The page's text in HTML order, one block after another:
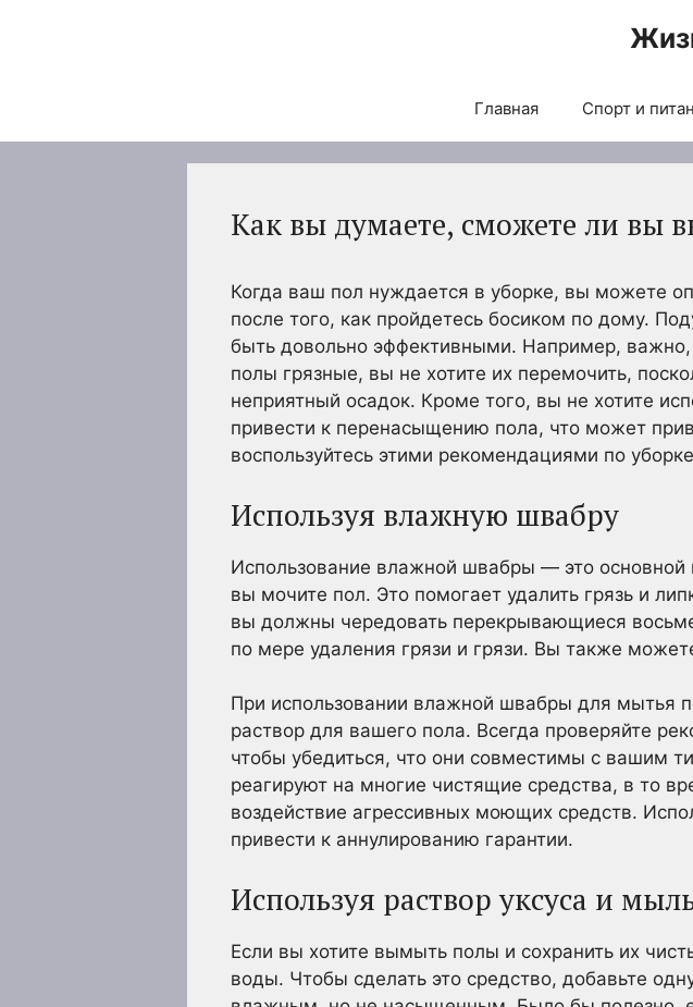
Главная Спорт и
Как вы думаете, сможете ли вы
Когда ваш пол нуждается в уборке, вы можете
после того, как пройдетесь босиком по дому.
быть довольно эффективными. Например,
полы грязные, вы не хотите их перемочить,
неприятный осадок. Кроме того, вы не хотите
привести к перенасыщению пола, что может
воспользуйтесь этими рекомендациями по
Используя влажную швабру
Использование влажной швабры — это основной
вы мочите пол. Это помогает удалить грязь и
вы должны чередовать перекрывающиеся
по мере удаления грязи и грязи. Вы также
При использовании влажной швабры для мытья
раствор для вашего пола. Всегда проверяйте
чтобы убедиться, что они совместимы с вашим
реагируют на многие чистящие средства, в то
воздействие агрессивных моющих средств.
привести к аннулированию гарантии.
Используя раствор уксуса и
Если вы хотите вымыть полы и сохранить их
воды. Чтобы сделать это средство, добавьте